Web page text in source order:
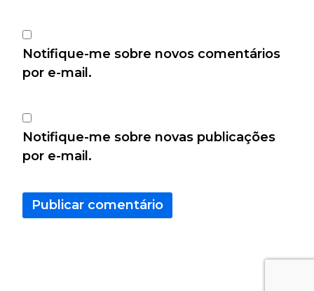
Notifique-me sobre novos comentários
por e-mail.
Notifique-me sobre novas publicações
por e-mail.